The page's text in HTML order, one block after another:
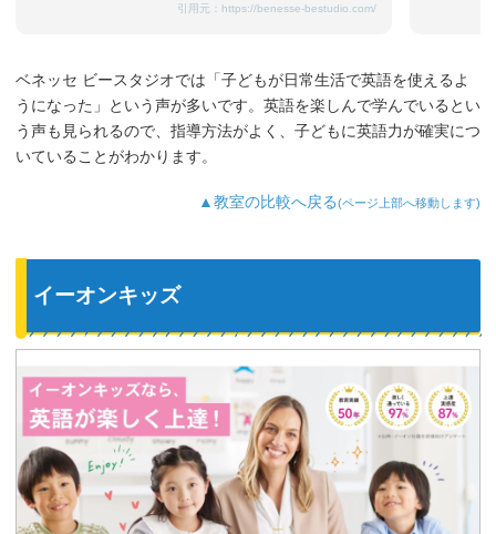
引用元： https://benesse-bestudio.com/
ベネッセ ビースタジオでは「子どもが日常生活で英語を使えるよ
うになった」という声が多いです。英語を楽しんで学んでいるとい
う声も見られるので、指導方法がよく、子どもに英語力が確実につ
いていることがわかります。
▲教室の比較へ戻る(ページ上部へ移動します)
イーオンキッズ